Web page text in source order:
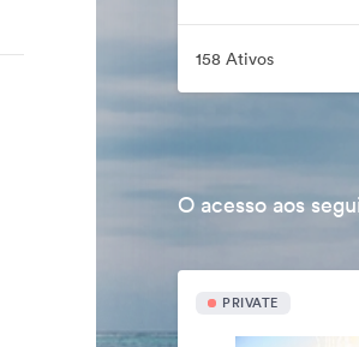
158 Ativos
O acesso aos
PRIVATE